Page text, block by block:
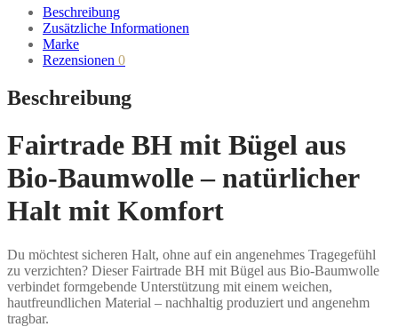
Menge
Beschreibung
Zusätzliche Informationen
Marke
Rezensionen 0
Beschreibung
Fairtrade BH mit Bügel aus
Bio-Baumwolle – natürlicher
Halt mit Komfort
Du möchtest sicheren Halt, ohne auf ein angenehmes Tragegefühl
zu verzichten? Dieser Fairtrade BH mit Bügel aus Bio-Baumwolle
verbindet formgebende Unterstützung mit einem weichen,
hautfreundlichen Material – nachhaltig produziert und angenehm
tragbar.